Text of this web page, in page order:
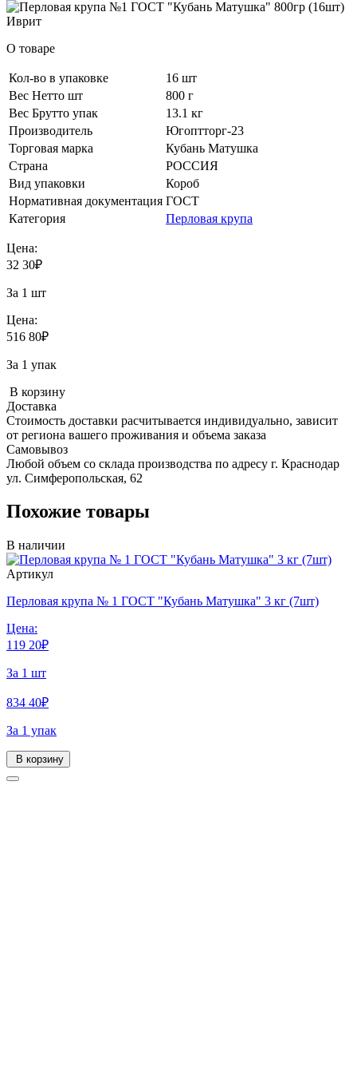
О товаре
Кол-во в упаковке
16 шт
Вес Нетто шт
800 г
Вес Брутто упак
13.1 кг
Производитель
Югоптторг-23
Торговая марка
Кубань Матушка
Страна
РОССИЯ
Вид упаковки
Короб
Нормативная документация ГОСТ
Категория
Перловая крупа
Цена:
32 30₽
За 1 шт
Цена:
516 80₽
За 1 упак
В корзину
Доставка
Стоимость доставки расчитывается индивидуально, зависит
от региона вашего проживания и объема заказа
Самовывоз
Любой объем со склада производства по адресу г. Краснодар
ул. Симферопольская, 62
Похожие товары
В наличии
Артикул
Перловая крупа № 1 ГОСТ "Кубань Матушка" 3 кг (7шт)
Цена:
119 20₽
За 1 шт
834 40₽
За 1 упак
В корзину